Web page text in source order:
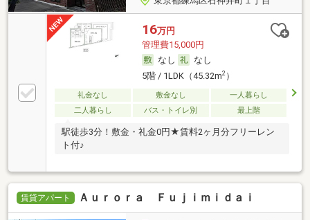
16万円
管理費15,000円
なし
なし
5階 / 1LDK（45.32m2）
礼金なし 敷金なし
一人暮らし
二人暮らし
バス・トイレ別 最上階
駅徒歩3分！敷金・礼金0円★賃料2ヶ月分フリーレン
ト付♪
賃貸アパート Ａｕｒｏｒａ Ｆｕｊｉｍｉｄａｉ